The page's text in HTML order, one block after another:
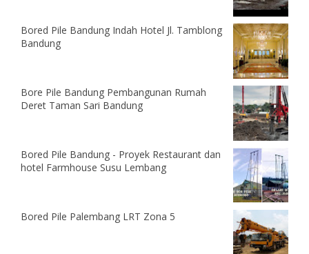
Bored Pile Bandung Indah Hotel Jl. Tamblong
Bandung
Bore Pile Bandung Pembangunan Rumah
Deret Taman Sari Bandung
Bored Pile Bandung - Proyek Restaurant dan
hotel Farmhouse Susu Lembang
Bored Pile Palembang LRT Zona 5